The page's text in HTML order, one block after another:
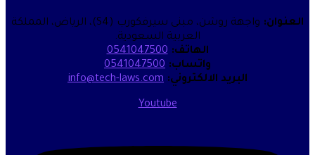
العنوان:
واجهة روشن، مبنى سيرفكورب (S4)، الرياض، المملكة
العربية السعودية.
الهاتف:0541047500
واتساب: 0541047500
البريد الالكتروني: info@tech-laws.com
Youtube